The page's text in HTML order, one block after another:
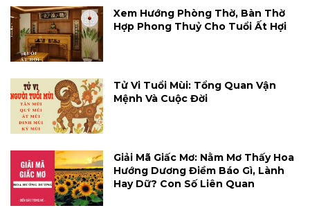
Xem Hướng Phòng Thờ, Bàn Thờ
Hợp Phong Thuỷ Cho Tuổi Ất Hợi
Tử Vi Tuổi Mùi: Tổng Quan Vận
Mệnh Và Cuộc Đời
Giải Mã Giấc Mơ: Nằm Mơ Thấy Hoa
Hướng Dương Điềm Báo Gì, Lành
Hay Dữ? Con Số Liên Quan